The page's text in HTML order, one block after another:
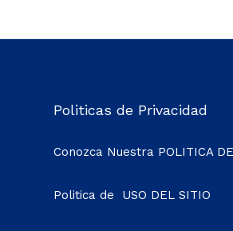
Politicas de Privacidad
Conozca Nuestra POLITICA
Politica de USO DEL SITIO